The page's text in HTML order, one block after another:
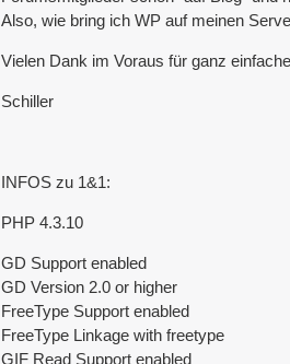
Also, wie bring ich WP auf meinen
Vielen Dank im Voraus für ganz
Schiller
INFOS zu 1&1:
PHP 4.3.10
GD Support enabled
GD Version 2.0 or higher
FreeType Support enabled
FreeType Linkage with freetype
GIF Read Support enabled